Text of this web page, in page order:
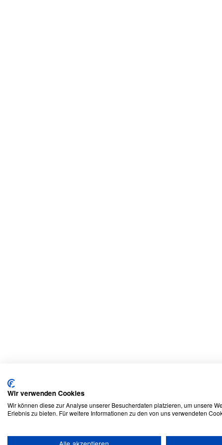
Wir verwenden Cookies
Wir können diese zur Analyse unserer Besucherdaten platzieren, um unsere
Erlebnis zu bieten. Für weitere Informationen zu den von uns verwendeten